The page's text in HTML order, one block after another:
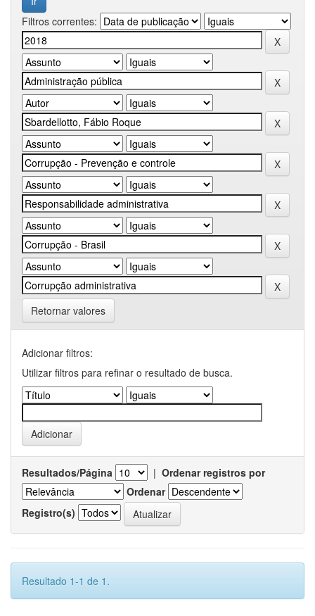
Filtros correntes:
Retornar valores
Adicionar filtros:
Utilizar filtros para refinar o resultado de busca.
Resultados/Página | Ordenar registros por
Ordenar
Registro(s)
Resultado 1-1 de 1.